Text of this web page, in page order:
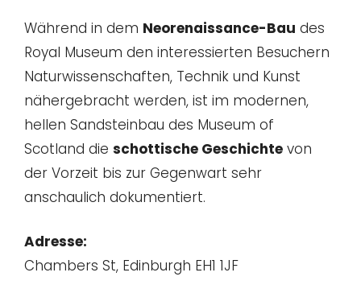
Während in dem Neorenaissance-Bau des
Royal Museum den interessierten Besuchern
Naturwissenschaften, Technik und Kunst
nähergebracht werden, ist im modernen,
hellen Sandsteinbau des Museum of
Scotland die schottische Geschichte von
der Vorzeit bis zur Gegenwart sehr
anschaulich dokumentiert.
Adresse:
Chambers St, Edinburgh EH1 1JF